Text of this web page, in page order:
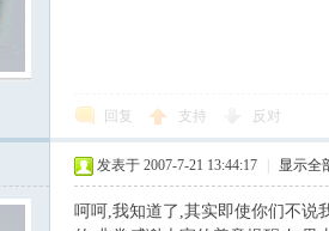
回复 支持 反对
发表于 2007-7-21 13:44:17 显示全
呵呵,我知道了,其实即使你们不说